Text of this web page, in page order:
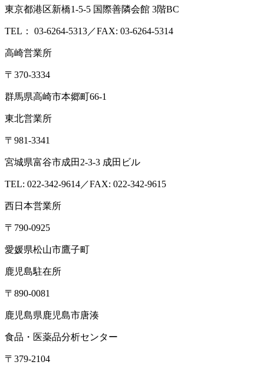
東京都港区新橋1-5-5 国際善隣会館 3階BC
TEL： 03-6264-5313／FAX: 03-6264-5314
高崎営業所
〒370-3334
群馬県高崎市本郷町66-1
東北営業所
〒981-3341
宮城県富谷市成田2-3-3 成田ビル
TEL: 022-342-9614／FAX: 022-342-9615
西日本営業所
〒790-0925
愛媛県松山市鷹子町
鹿児島駐在所
〒890-0081
鹿児島県鹿児島市唐湊
食品・医薬品分析センター
〒379-2104